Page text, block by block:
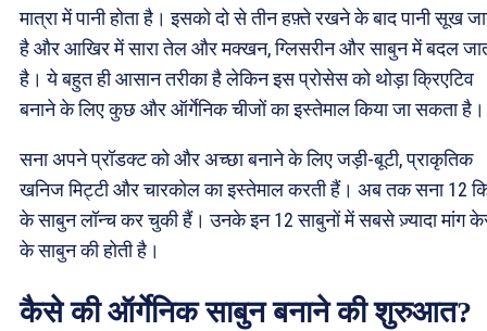
मात्रा में पानी होता है। इसको दो से तीन हफ़्ते रखने के बाद पानी सूख
है और आखिर में सारा तेल और मक्खन, ग्लिसरीन और साबुन में बदल
है। ये बहुत ही आसान तरीका है लेकिन इस प्रोसेस को थोड़ा क्रिएटिव
बनाने के लिए कुछ और ऑर्गेनिक चीजों का इस्तेमाल किया जा सकता है।
सना अपने प्रॉडक्ट को और अच्छा बनाने के लिए जड़ी-बूटी, प्राकृतिक
खनिज मिट्टी और चारकोल का इस्तेमाल करती हैं। अब तक सना 12
के साबुन लॉन्च कर चुकी हैं। उनके इन 12 साबुनों में सबसे ज़्यादा मांग
के साबुन की होती है।
कैसे की ऑर्गेनिक साबुन बनाने की शुरुआत?